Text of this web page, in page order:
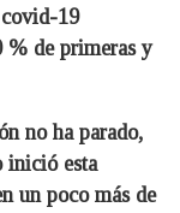
19
% de primeras y
no ha parado,
inició esta
un poco más de